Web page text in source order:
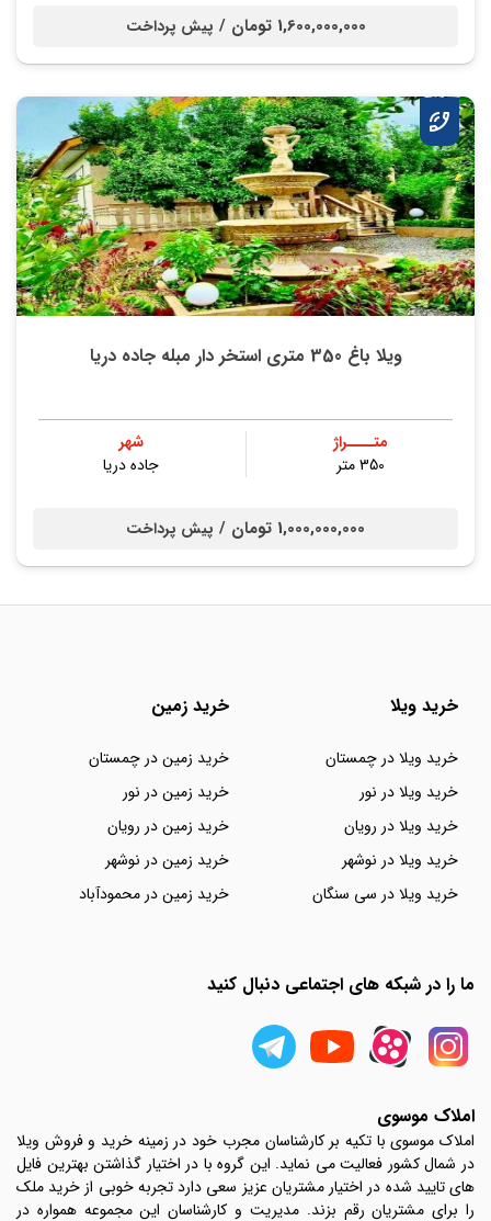
1,600,000,000 تومان / پیش پرداخت
ویلا باغ 350 متری استخر دار مبله جاده دریا
متــــراژ
350 متر
شهر
جاده دریا
1,000,000,000 تومان / پیش پرداخت
خرید ویلا
خرید ویلا در چمستان
خرید ویلا در نور
خرید ویلا در رویان
خرید ویلا در نوشهر
خرید ویلا در سی سنگان
خرید زمین
خرید زمین در چمستان
خرید زمین در نور
خرید زمین در رویان
خرید زمین در نوشهر
خرید زمین در محمودآباد
ما را در شبکه های اجتماعی دنبال کنید
املاک موسوی
املاک موسوی با تکیه بر کارشناسان مجرب خود در زمینه خرید و فروش ویلا
در شمال کشور فعالیت می نماید. این گروه با در اختیار گذاشتن بهترین فایل
های تایید شده در اختیار مشتریان عزیز سعی دارد تجربه خوبی از خرید ملک
را برای مشتریان رقم بزند. مدیریت و کارشناسان این مجموعه همواره در